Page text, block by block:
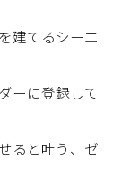
建てるシーエ
ーに登録して
ると叶う、ゼ